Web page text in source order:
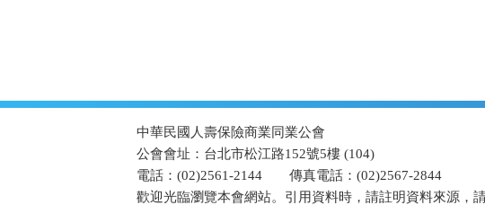
中華民國人壽保險商業同業公會
公會會址：台北市松江路152號5樓 (104)
電話：(02)2561-2144
傳真電話：(02)2567-2844
歡迎光臨瀏覽本會網站。引用資料時，請註明資料來源，